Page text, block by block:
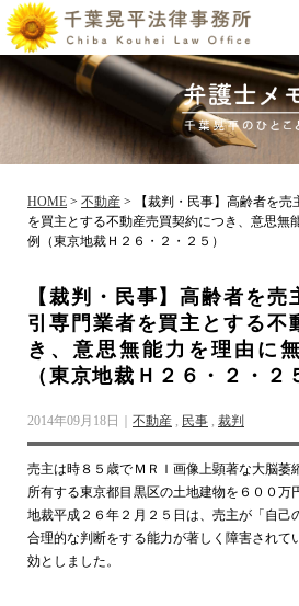
HOME > 不動産 >
【裁判・民事】高齢者を
を買主とする不動産売買契約につき、意思無
例（東京地裁Ｈ２６・２・２５）
【裁判・民事】高齢者を売
引専門業者を買主とする不
き、意思無能力を理由に
（東京地裁Ｈ２６・２・２
2014年09月18日｜ 不動産 , 民事 , 裁判
売主は時８５歳でＭＲＩ画像上顕著な大脳萎
所有する東京都目黒区の土地建物を６００万
地裁平成２６年２月２５日は、売主が「自己
合理的な判断をする能力が著しく障害されて
効としました。